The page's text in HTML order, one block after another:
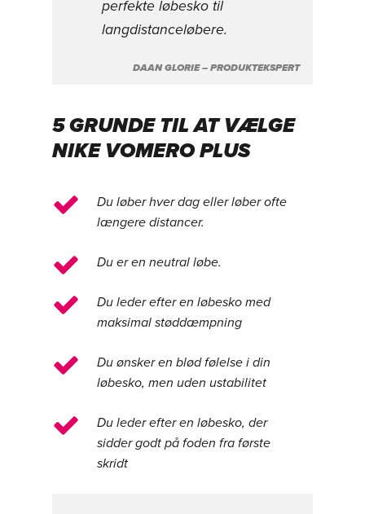
perfekte løbesko til
langdistanceløbere.
DAAN GLORIE – PRODUKTEKSPERT
5 GRUNDE TIL AT VÆLGE
NIKE VOMERO PLUS
Du løber hver dag eller løber ofte
længere distancer.
Du er en neutral løbe.
Du leder efter en løbesko med
maksimal støddæmpning
Du ønsker en blød følelse i din
løbesko, men uden ustabilitet
Du leder efter en løbesko, der
sidder godt på foden fra første
skridt